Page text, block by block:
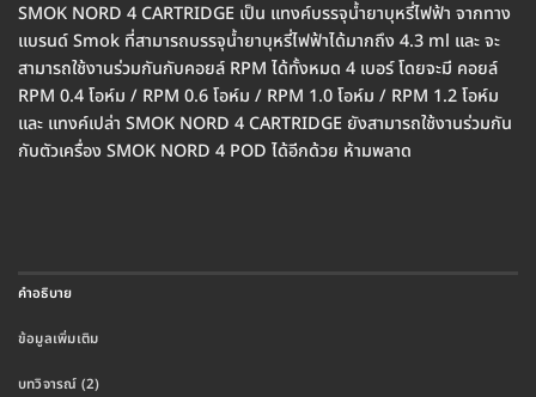
SMOK NORD 4 CARTRIDGE เป็น แทงค์บรรจุน้ำยาบุหรี่ไฟฟ้า จากทาง
แบรนด์ Smok ที่สามารถบรรจุน้ำยาบุหรี่ไฟฟ้าได้มากถึง 4.3 ml และ จะ
สามารถใช้งานร่วมกันกับคอยล์ RPM ได้ทั้งหมด 4 เบอร์ โดยจะมี คอยล์
RPM 0.4 โอห์ม / RPM 0.6 โอห์ม / RPM 1.0 โอห์ม / RPM 1.2 โอห์ม
และ แทงค์เปล่า SMOK NORD 4 CARTRIDGE ยังสามารถใช้งานร่วมกัน
กับตัวเครื่อง SMOK NORD 4 POD ได้อีกด้วย ห้ามพลาด
คำอธิบาย
ข้อมูลเพิ่มเติม
บทวิจารณ์ (2)